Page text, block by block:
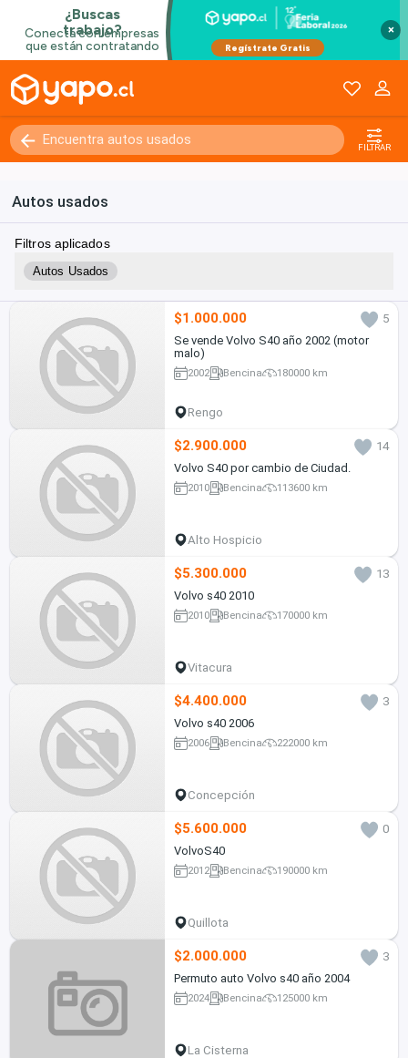
×
FILTRAR
Autos usados
Filtros aplicados
Autos Usados
$1.000.000
5
Se vende Volvo S40 año 2002 (motor
malo)
2002 Bencina 180000 km
Rengo
$2.900.000
14
Volvo S40 por cambio de Ciudad.
2010 Bencina 113600 km
Alto Hospicio
$5.300.000
13
Volvo s40 2010
2010 Bencina 170000 km
Vitacura
$4.400.000
3
Volvo s40 2006
2006 Bencina 222000 km
Concepción
$5.600.000
0
VolvoS40
2012 Bencina 190000 km
Quillota
$2.000.000
3
Permuto auto Volvo s40 año 2004
2024 Bencina 125000 km
La Cisterna